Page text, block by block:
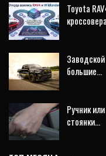
Toyota
большие…
Ручник
стоянки…